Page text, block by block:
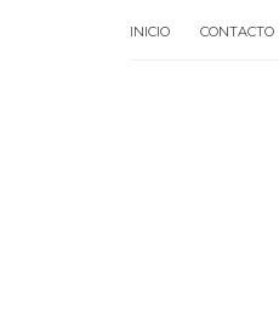
INICIO CONTACTO